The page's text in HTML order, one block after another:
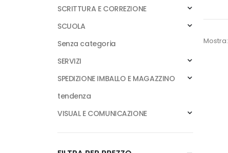
Mostra:
SCRITTURA E CORREZIONE
SCUOLA
Senza categoria
SERVIZI
SPEDIZIONE IMBALLO E MAGAZZINO
tendenza
VISUAL E COMUNICAZIONE